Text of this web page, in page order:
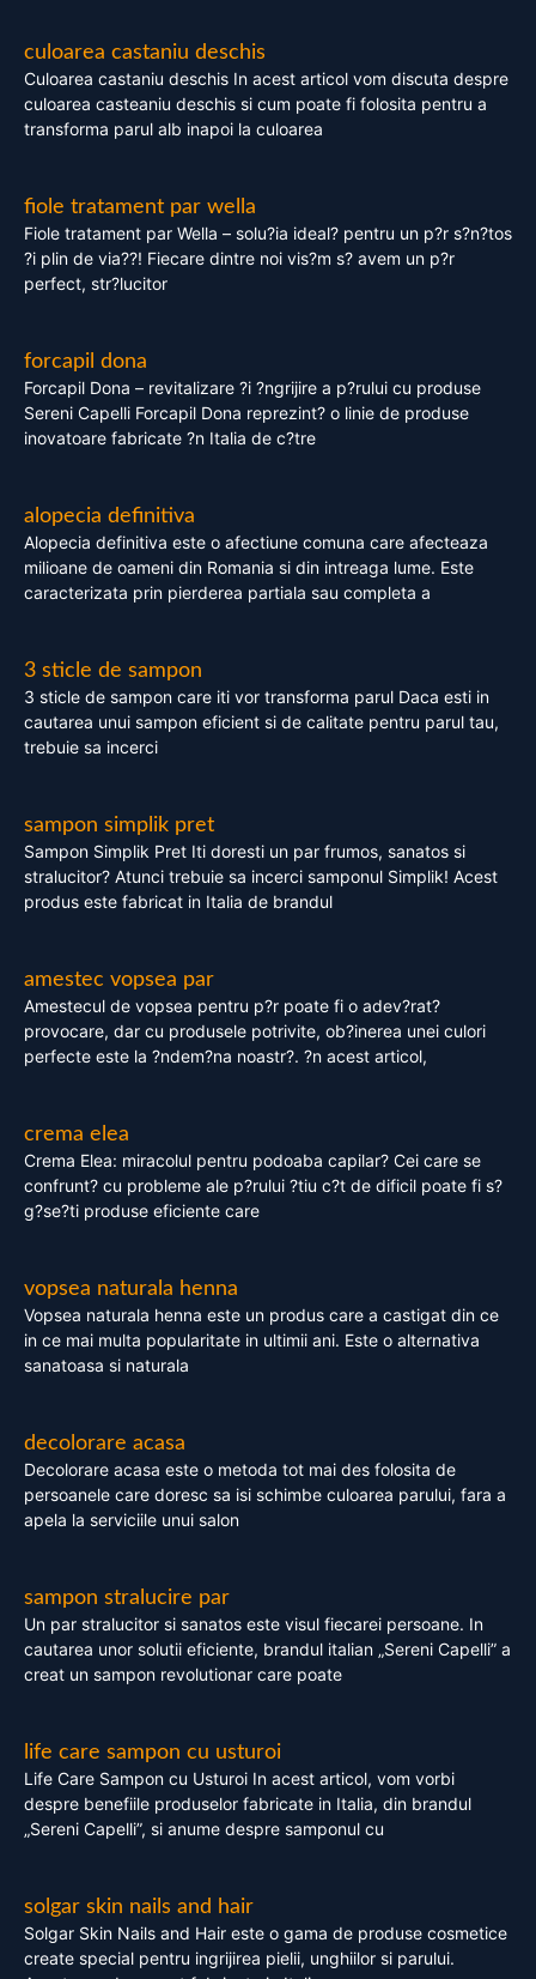
culoarea castaniu deschis
Culoarea castaniu deschis In acest articol vom discuta despre
culoarea casteaniu deschis si cum poate fi folosita pentru a
transforma parul alb inapoi la culoarea
fiole tratament par wella
Fiole tratament par Wella – solu?ia ideal? pentru un p?r s?n?tos
?i plin de via??! Fiecare dintre noi vis?m s? avem un p?r
perfect, str?lucitor
forcapil dona
Forcapil Dona – revitalizare ?i ?ngrijire a p?rului cu produse
Sereni Capelli Forcapil Dona reprezint? o linie de produse
inovatoare fabricate ?n Italia de c?tre
alopecia definitiva
Alopecia definitiva este o afectiune comuna care afecteaza
milioane de oameni din Romania si din intreaga lume. Este
caracterizata prin pierderea partiala sau completa a
3 sticle de sampon
3 sticle de sampon care iti vor transforma parul Daca esti in
cautarea unui sampon eficient si de calitate pentru parul tau,
trebuie sa incerci
sampon simplik pret
Sampon Simplik Pret Iti doresti un par frumos, sanatos si
stralucitor? Atunci trebuie sa incerci samponul Simplik! Acest
produs este fabricat in Italia de brandul
amestec vopsea par
Amestecul de vopsea pentru p?r poate fi o adev?rat?
provocare, dar cu produsele potrivite, ob?inerea unei culori
perfecte este la ?ndem?na noastr?. ?n acest articol,
crema elea
Crema Elea: miracolul pentru podoaba capilar? Cei care se
confrunt? cu probleme ale p?rului ?tiu c?t de dificil poate fi s?
g?se?ti produse eficiente care
vopsea naturala henna
Vopsea naturala henna este un produs care a castigat din ce
in ce mai multa popularitate in ultimii ani. Este o alternativa
sanatoasa si naturala
decolorare acasa
Decolorare acasa este o metoda tot mai des folosita de
persoanele care doresc sa isi schimbe culoarea parului, fara a
apela la serviciile unui salon
sampon stralucire par
Un par stralucitor si sanatos este visul fiecarei persoane. In
cautarea unor solutii eficiente, brandul italian „Sereni Capelli” a
creat un sampon revolutionar care poate
life care sampon cu usturoi
Life Care Sampon cu Usturoi In acest articol, vom vorbi
despre benefiile produselor fabricate in Italia, din brandul
„Sereni Capelli”, si anume despre samponul cu
solgar skin nails and hair
Solgar Skin Nails and Hair este o gama de produse cosmetice
create special pentru ingrijirea pielii, unghiilor si parului.